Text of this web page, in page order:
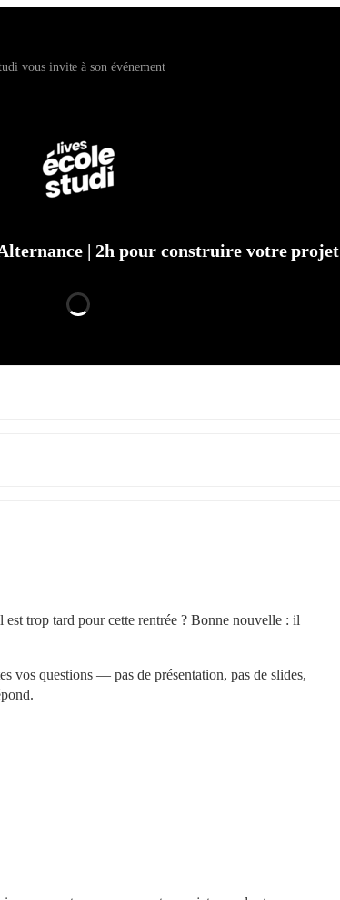
vous invite à son événement
| 2h pour construire votre projet
trop tard pour cette rentrée ? Bonne nouvelle : il
vos questions — pas de présentation, pas de slides,